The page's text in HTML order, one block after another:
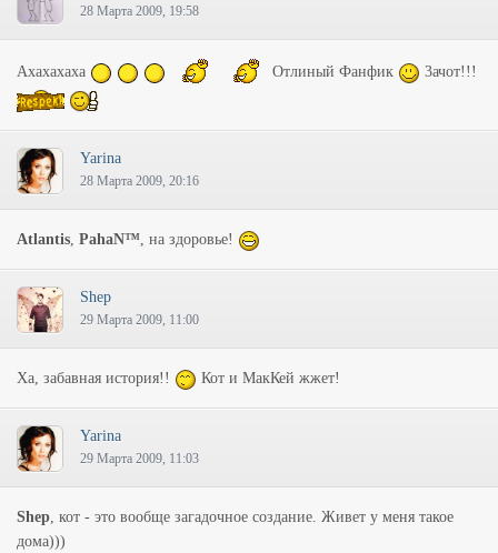
28 Марта 2009, 19:58
Ахахахаха Отлиный Фанфик 3ачот!!!
Yarina
28 Марта 2009, 20:16
Atlantis, PahaN™, на здоровье!
Shep
29 Марта 2009, 11:00
Ха, забавная история!! Кот и МакКей жжет!
Yarina
29 Марта 2009, 11:03
Shep, кот - это вообще загадочное создание. Живет у меня такое
дома)))